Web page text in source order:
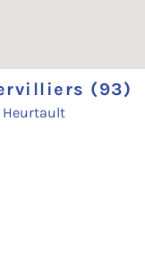
(93)
Heurtault